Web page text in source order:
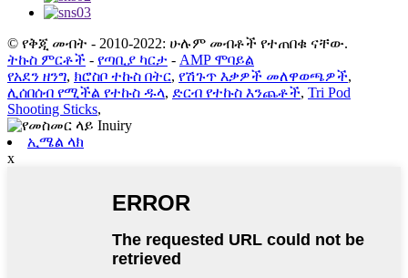
© የቅጂ መብት - 2010-2022: ሁሉም መብቶች የተጠበቁ ናቸው.
ትኩስ ምርቶች - የጣቢያ ካርታ - AMP ሞባይል
የአደን ዘንግ, ክሮስቦ ተኩስ በትር, የሽጉጥ እቃዎች መለዋወጫዎች,
ሊሰበሰብ የሚችል የተኩስ ዱላ, ድርብ የተኩስ እንጨቶች, Tri Pod
Shooting Sticks,
ኢሜል ላክ
x